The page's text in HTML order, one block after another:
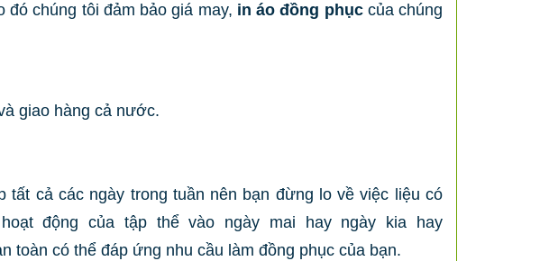
đó chúng tôi đảm bảo giá may, in áo đồng phụccủa chúng
giao hàng cả nước.
tất cả các ngày trong tuần nên bạn đừng lo về việc liệu có
động của tập thể vào ngày mai hay ngày kia hay
toàn có thể đáp ứng nhu cầu làm đồng phục của bạn.